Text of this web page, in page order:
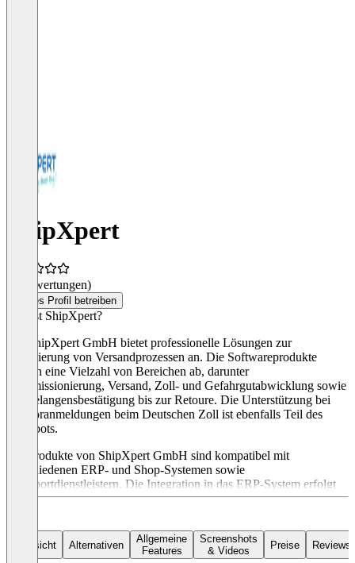
ShipXpert
(0 Bewertungen)
Dieses Profil betreiben
Was ist ShipXpert?
Die ShipXpert GmbH bietet professionelle Lösungen zur
Optimierung von Versandprozessen an. Die Softwareprodukte
decken eine Vielzahl von Bereichen ab, darunter
Kommissionierung, Versand, Zoll- und Gefahrgutabwicklung sowie
die Gelangensbestätigung bis zur Retoure. Die Unterstützung bei
Zollvoranmeldungen beim Deutschen Zoll ist ebenfalls Teil des
Angebots.
Die Produkte von ShipXpert GmbH sind kompatibel mit
verschiedenen ERP- und Shop-Systemen sowie
Transportdienstleistern. Die Integration in das ERP-System erfolgt
nahtlos, sodass innerhalb von 30 Minuten die erste Sendung erstellt
Der Mehrwert der Lösungen liegt im modularen Aufbau, der es
ermöglicht, nur die benötigten Funktionen zu nutzen und in der
Übersicht Alternativen
Allgemeine
Features
Screenshots
& Videos
Preise Reviews